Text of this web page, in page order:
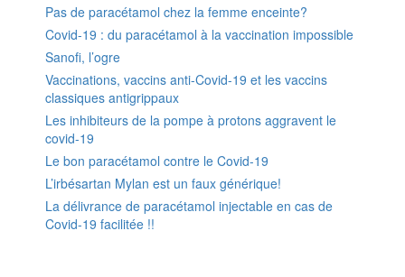
Pas de paracétamol chez la femme enceinte?
Covid-19 : du paracétamol à la vaccination impossible
Sanofi, l’ogre
Vaccinations, vaccins anti-Covid-19 et les vaccins
classiques antigrippaux
Les inhibiteurs de la pompe à protons aggravent le
covid-19
Le bon paracétamol contre le Covid-19
L’irbésartan Mylan est un faux générique!
La délivrance de paracétamol injectable en cas de
Covid-19 facilitée !!